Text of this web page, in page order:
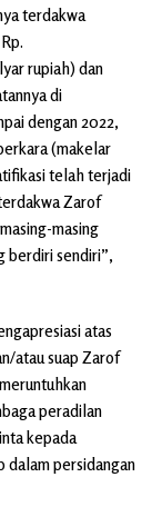
terdakwa
rupiah) dan
di
dengan 2022,
(makelar
telah terjadi
Zarof
masing
berdiri sendiri”,
atas
atau suap Zarof
peradilan
kepada
dalam persidangan